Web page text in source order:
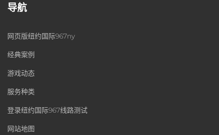
导航
网页版纽约国际967ny
经典案例
游戏动态
服务种类
登录纽约国际967线路测试
网站地图